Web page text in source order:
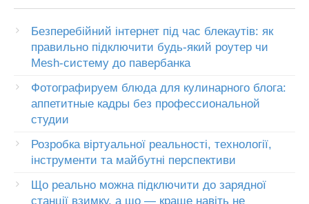
Безперебійний інтернет під час блекаутів: як
правильно підключити будь-який роутер чи
Mesh-систему до павербанка
Фотографируем блюда для кулинарного блога:
аппетитные кадры без профессиональной
студии
Розробка віртуальної реальності, технології,
інструменти та майбутні перспективи
Що реально можна підключити до зарядної
станції взимку, а що — краще навіть не